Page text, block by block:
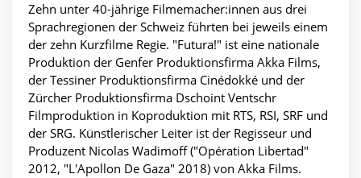
Zehn unter 40-jährige Filmemacher:innen aus drei
Sprachregionen der Schweiz führten bei jeweils einem
der zehn Kurzfilme Regie. "Futura!" ist eine nationale
Produktion der Genfer Produktionsfirma Akka Films,
der Tessiner Produktionsfirma Cinédokké und der
Zürcher Produktionsfirma Dschoint Ventschr
Filmproduktion in Koproduktion mit RTS, RSI, SRF und
der SRG. Künstlerischer Leiter ist der Regisseur und
Produzent Nicolas Wadimoff ("Opération Libertad"
2012, "L'Apollon De Gaza" 2018) von Akka Films.